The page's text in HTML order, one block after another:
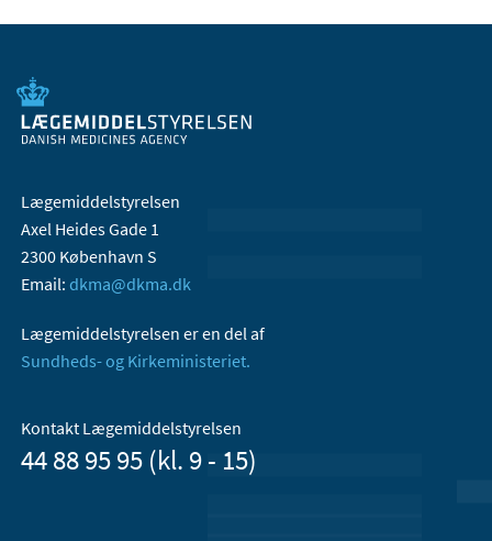
Lægemiddelstyrelsen
Axel Heides Gade 1
2300 København S
Email: dkma@dkma.dk
Lægemiddelstyrelsen er en del af
Sundheds- og Kirkeministeriet.
Kontakt Lægemiddelstyrelsen
44 88 95 95 (kl. 9 - 15)